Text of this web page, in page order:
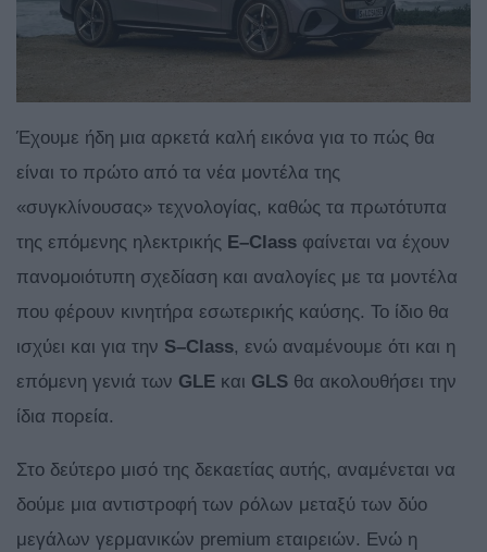
Έχουμε ήδη μια αρκετά καλή εικόνα για το πώς θα
είναι το πρώτο από τα νέα μοντέλα της
«συγκλίνουσας» τεχνολογίας, καθώς τα πρωτότυπα
της επόμενης ηλεκτρικής E–Class φαίνεται να έχουν
πανομοιότυπη σχεδίαση και αναλογίες με τα μοντέλα
που φέρουν κινητήρα εσωτερικής καύσης. Το ίδιο θα
ισχύει και για την S–Class, ενώ αναμένουμε ότι και η
επόμενη γενιά των GLE και GLS θα ακολουθήσει την
ίδια πορεία.
Στο δεύτερο μισό της δεκαετίας αυτής, αναμένεται να
δούμε μια αντιστροφή των ρόλων μεταξύ των δύο
μεγάλων γερμανικών premium εταιρειών. Ενώ η